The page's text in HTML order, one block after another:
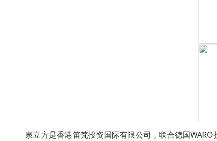
泉立方是香港笛梵投资国际有限公司，联合德国WARO